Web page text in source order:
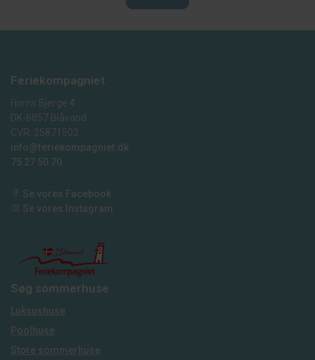
Feriekompagniet
Horns Bjerge 4
DK-6857 Blåvand
CVR: 25871502
info@feriekompagniet.dk
75 27 50 70
Se vores Facebook
Se vores Instagram
Søg sommerhuse
Luksushuse
Poolhuse
Store sommerhuse